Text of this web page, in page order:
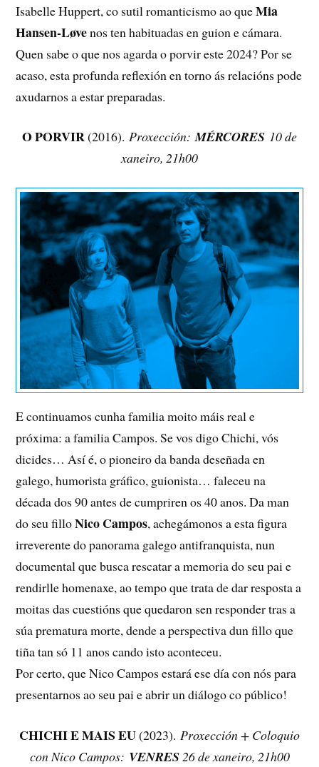
Isabelle Huppert, co sutil romanticismo ao queMia
Hansen-Løvenos ten habituadas en guion e cámara.
Quen sabe o que nos agarda o porvir este 2024? Por se
acaso, esta profunda reflexión en torno ás relacións pode
axudarnos a estar preparadas.
O PORVIR(2016). Proxección:MÉRCORES 10 de
xaneiro, 21h00
E continuamos cunha familia moito máis real e
próxima: a familia Campos. Se vos digo Chichi, vós
dicides… Así é, o pioneiro da banda deseñada en
galego, humorista gráfico, guionista… faleceu na
década dos 90 antes de cumpriren os 40 anos. Da man
do seu filloNico Campos, achegámonos a esta figura
irreverente do panorama galego antifranquista, nun
documental que busca rescatar a memoria do seu pai e
rendirlle homenaxe, ao tempo que trata de dar resposta a
moitas das cuestións que quedaron sen responder tras a
súa prematura morte, dende a perspectiva dun fillo que
tiña tan só 11 anos cando isto aconteceu.
Por certo, que Nico Campos estará ese día con nós para
presentarnos ao seu pai e abrir un diálogo co público!
CHICHI E MAIS EU(2023). Proxección + Coloquio
con Nico Campos: VENRES26 de xaneiro, 21h00